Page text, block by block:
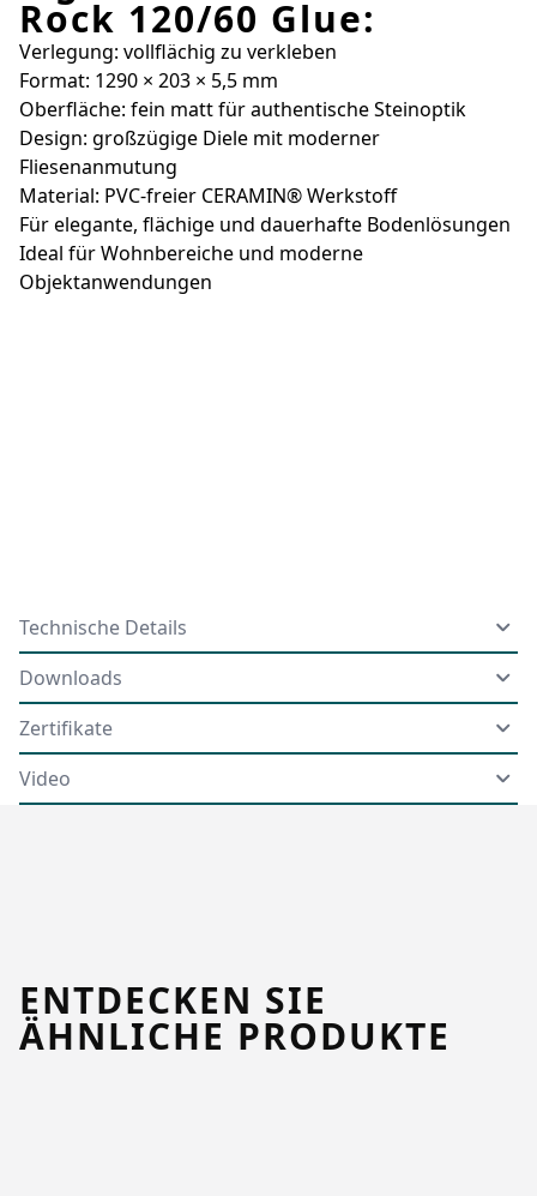
Rock 120/60 Glue:
Verlegung: vollflächig zu verkleben
Format: 1290 × 203 × 5,5 mm
Oberfläche: fein matt für authentische Steinoptik
Design: großzügige Diele mit moderner
Fliesenanmutung
Material: PVC-freier CERAMIN® Werkstoff
Für elegante, flächige und dauerhafte Bodenlösungen
Ideal für Wohnbereiche und moderne
Objektanwendungen
Technische Details
Downloads
Zertifikate
Video
ENTDECKEN SIE
ÄHNLICHE PRODUKTE